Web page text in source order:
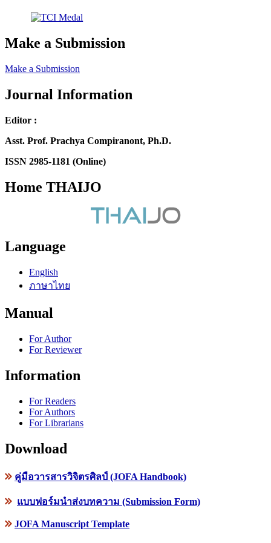
Make a Submission
Make a Submission
Journal Information
Editor :
Asst. Prof. Prachya Compiranont, Ph.D.
ISSN 2985-1181 (Online)
Home THAIJO
Language
English
ภาษาไทย
Manual
For Author
For Reviewer
Information
For Readers
For Authors
For Librarians
Download
คู่มือวารสารวิจิตรศิลป์ (JOFA Handbook)
แบบฟอร์มนำส่งบทความ (Submission Form)
JOFA Manuscript Template